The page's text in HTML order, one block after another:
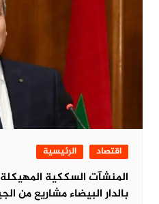
اقتصاد الرئيسية
المنشآت السككية
بالدار البيضاء مشاريع من